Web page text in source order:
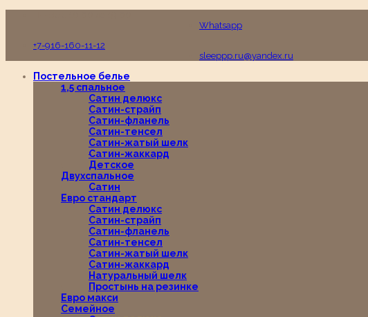
Whatsapp
+7-916-160-11-12
sleeppp.ru@yandex.ru
Постельное белье
1,5 спальное
Сатин делюкс
Сатин-страйп
Сатин-фланель
Сатин-тенсел
Сатин-жатый шелк
Сатин-жаккард
Детское
Двухспальное
Сатин
Евро стандарт
Сатин делюкс
Сатин-страйп
Сатин-фланель
Сатин-тенсел
Сатин-жатый шелк
Сатин-жаккард
Натуральный шелк
Простынь на резинке
Евро макси
Семейное